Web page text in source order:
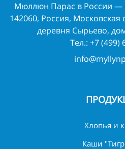
Мюллюн Парас в России —
142060, Россия, Московская
деревня Сырьево,
Тел.: +7 (499)
Хлопья и
Каши